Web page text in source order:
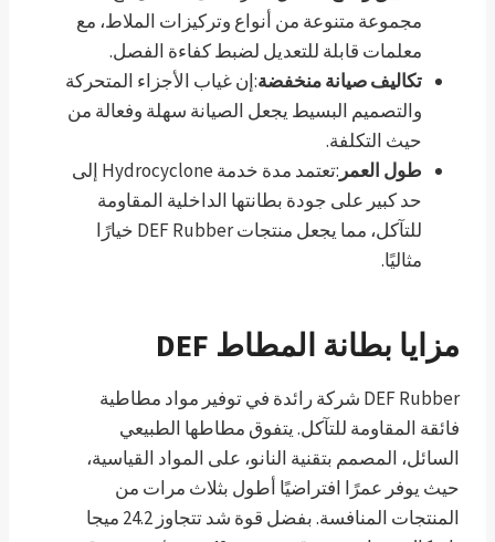
مجموعة متنوعة من أنواع وتركيزات الملاط، مع
معلمات قابلة للتعديل لضبط كفاءة الفصل.
تكاليف صيانة منخفضة:إن غياب الأجزاء المتحركة
والتصميم البسيط يجعل الصيانة سهلة وفعالة من
حيث التكلفة.
طول العمر
:تعتمد مدة خدمة Hydrocyclone إلى
حد كبير على جودة بطانتها الداخلية المقاومة
للتآكل، مما يجعل منتجات DEF Rubber خيارًا
مثاليًا.
مزايا بطانة المطاط DEF
DEF Rubber شركة رائدة في توفير مواد مطاطية
فائقة المقاومة للتآكل. يتفوق مطاطها الطبيعي
السائل، المصمم بتقنية النانو، على المواد القياسية،
حيث يوفر عمرًا افتراضيًا أطول بثلاث مرات من
المنتجات المنافسة. بفضل قوة شد تتجاوز 24.2 ميجا